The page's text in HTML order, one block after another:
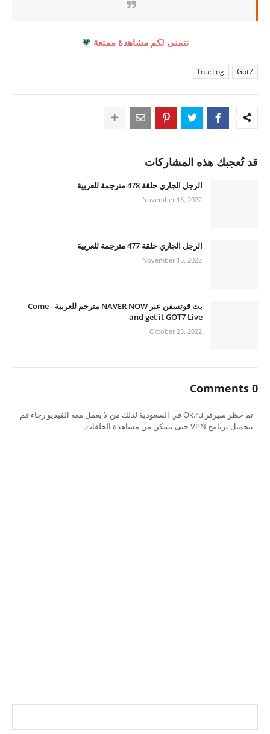
نتمنى لكم مشاهدة ممتعة 💗
Got7
TourLog
قد تُعجبك هذه المشاركات
الرجل الجاري حلقة 478 مترجمة للعربية
November 16, 2022
الرجل الجاري حلقة 477 مترجمة للعربية
November 15, 2022
بث قوتسفن عبر NAVER NOW مترجم للعربية - Come
and get it GOT7 Live
October 23, 2022
0 Comments
تم حظر سيرفر Ok.ru في السعودية لذلك من لا يعمل معه الفيديو رجاء قم
بتحميل برنامج VPN حتى تتمكن من مشاهدة الحلقات.